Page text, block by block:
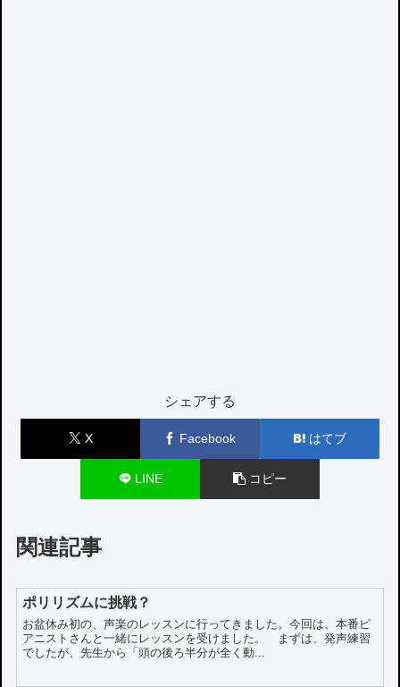
シェアする
X Facebook はてブ
LINE コピー
関連記事
ポリリズムに挑戦？
お盆休み初の、声楽のレッスンに行ってきました。今回は、本番ピ
アニストさんと一緒にレッスンを受けました。 まずは、発声練習
でしたが、先生から「頭の後ろ半分が全く動...